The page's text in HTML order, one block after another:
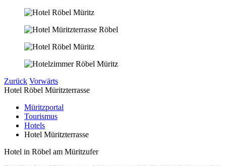
Zurück Vorwärts
Hotel Röbel Müritzterrasse
Müritzportal
Tourismus
Hotels
Hotel Müritzterrasse
Hotel in Röbel am Müritzufer